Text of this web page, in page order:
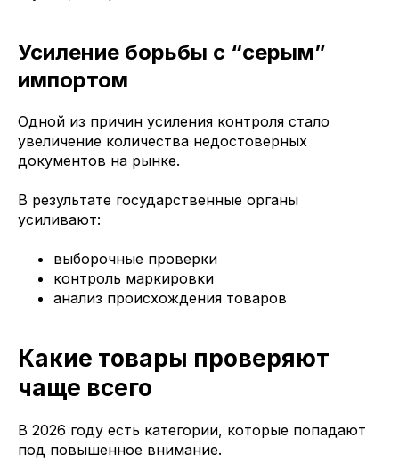
Усиление борьбы с “серым”
импортом
Одной из причин усиления контроля стало
увеличение количества недостоверных
документов на рынке.
В результате государственные органы
усиливают:
выборочные проверки
контроль маркировки
анализ происхождения товаров
Какие товары проверяют
чаще всего
В 2026 году есть категории, которые попадают
под повышенное внимание.